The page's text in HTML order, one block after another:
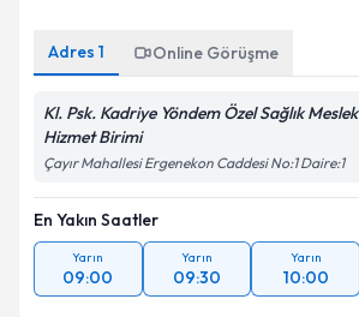
Adres 1 Online Görüşme
Kl. Psk. Kadriye Yöndem Özel Sağlık Meslek
Hizmet Birimi
Çayır Mahallesi Ergenekon Caddesi No:1 Daire:1
En Yakın Saatler
Yarın
09:00
Yarın
09:30
Yarın
10:00